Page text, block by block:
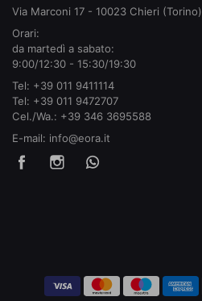
Via Marconi 17 - 10023 Chieri (Torino)
Orari:
da martedì a sabato:
9:00/12:30 - 15:30/19:30
Tel: +39 011 9411114
Tel: +39 011 9472707
Cel./Wa.: +39 346 3695588
E-mail: info@eora.it